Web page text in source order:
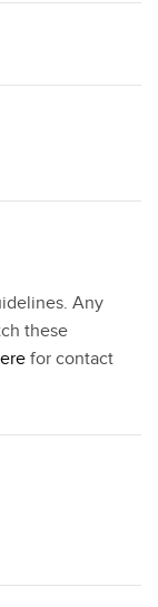
Any
these
for contact